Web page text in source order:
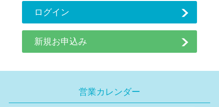
ログイン
新規お申込み
営業カレンダー